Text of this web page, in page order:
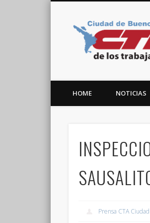
Vimeo
HOME NOTICIAS
Prensa CTA Ciudad